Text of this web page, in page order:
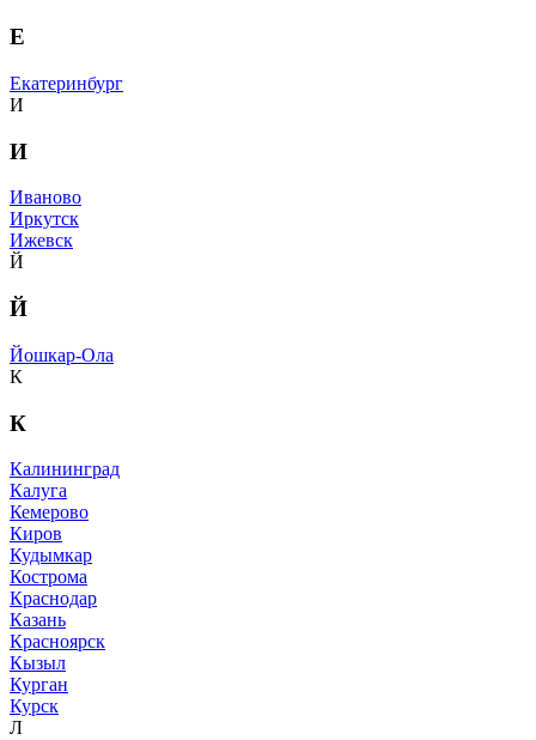
Е
Екатеринбург
И
И
Иваново
Иркутск
Ижевск
Й
Й
Йошкар-Ола
К
К
Калининград
Калуга
Кемерово
Киров
Кудымкар
Кострома
Краснодар
Казань
Красноярск
Кызыл
Курган
Курск
Л